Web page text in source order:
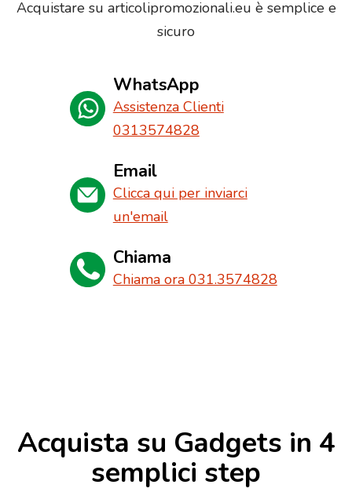
Acquistare su articolipromozionali.eu è semplice e
sicuro
WhatsApp
Assistenza Clienti
0313574828
Email
Clicca qui per inviarci
un'email
Chiama
Chiama ora 031.3574828
Acquista su Gadgets in 4
semplici step